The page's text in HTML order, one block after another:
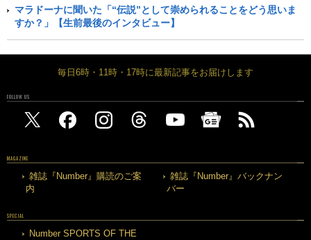
マラドーナに聞いた「“伝説”として崇められることをどう思いま
すか？」【生前最後のインタビュー】
毎日6時・11時・17時に最新記事をお届けします
FOLLOW US
MAGAZINE
雑誌『Number』購読のご案
内
雑誌『Number』バックナン
バー
SPECIAL
Number SPORTS OF THE